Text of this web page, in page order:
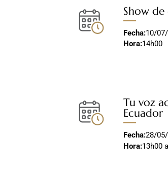
Show de
Fecha:10/
Hora:14h00
Tu voz
Ecuador
Fecha:28/
Hora:13h00